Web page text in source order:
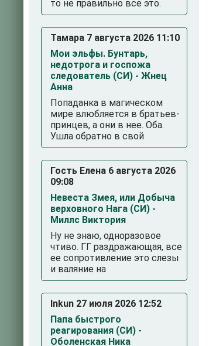
то не правильно все это.
Тамара 7 августа 2026 11:10
Мои эльфы. Бунтарь,
недотрога и госпожа
следователь (СИ) - Жнец
Анна
Попаданка в магическом
мире влюбляется в братьев-
принцев, а они в нее. Оба.
Ушла обратно в свой
Гость Елена 6 августа 2026
09:08
Невеста Змея, или Добыча
верховного Нага (СИ) -
Миллс Виктория
Ну не знаю, одноразовое
чтиво. ГГ раздражающая, все
ее сопротивление это слезы
и валяние на
Inkun 27 июля 2026 12:52
Папа быстрого
реагирования (СИ) -
Оболенская Ника